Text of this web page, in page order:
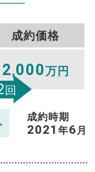
成約価格
2,000万円
回
成約時期
2021 年6 月